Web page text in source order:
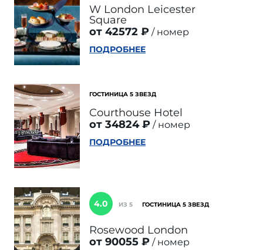
W London Leicester
Square
от 42572 ₽
номер
ПОДРОБНЕЕ
ГОСТИНИЦА 5 ЗВЕЗД
Courthouse Hotel
от 34824 ₽
номер
ПОДРОБНЕЕ
4.0 ИЗ 5 ГОСТИНИЦА 5 ЗВЕЗД
Rosewood London
от 90055 ₽
номер